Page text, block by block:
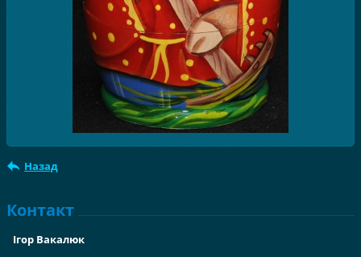
Назад
Контакт
Ігор Вакалюк